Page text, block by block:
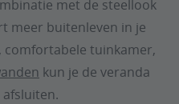
met de steellook
meer buitenleven in je
comfortabele tuinkamer,
kun je de veranda